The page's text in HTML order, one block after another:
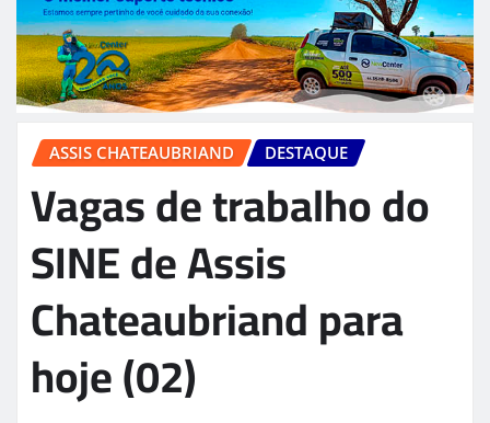
ASSIS CHATEAUBRIAND DESTAQUE
Vagas de trabalho do
SINE de Assis
Chateaubriand para
hoje (02)